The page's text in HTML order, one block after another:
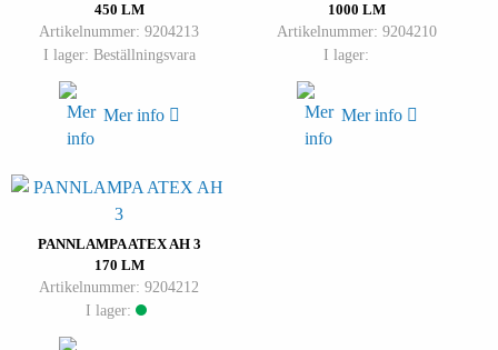
450 LM
Artikelnummer: 9204213
I lager: Beställningsvara
Mer info
1000 LM
Artikelnummer: 9204210
I lager:
Mer info
PANNLAMPA ATEX AH 3
170 LM
Artikelnummer: 9204212
I lager: